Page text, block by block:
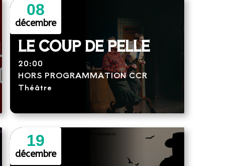
08
décembre
LE COUP DE PELLE
20:00
HORS PROGRAMMATION CCR
Théâtre
19
décembre